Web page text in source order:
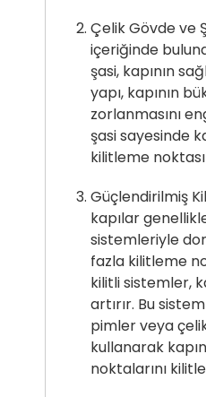
Çelik Gövde ve
içeriğinde
şasi, kapının
yapı, kapının
zorlanmasını
şasi sayesinde
kilitleme
Güçlendirilmiş
kapılar
sistemleriyle
fazla kilitleme
kilitli sistemler,
artırır. Bu
pimler veya
kullanarak
noktalarını